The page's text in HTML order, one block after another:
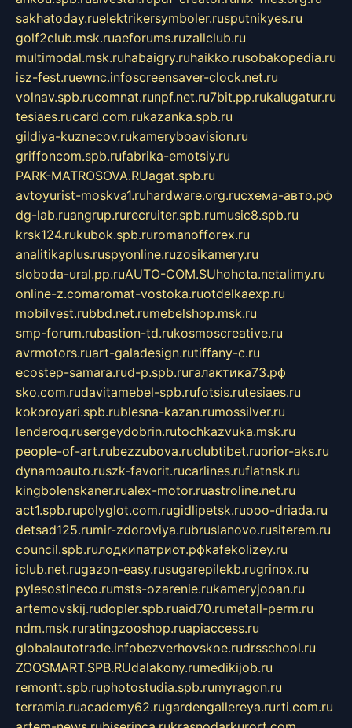
sakhatoday.ruelektrikersymboler.rusputnikyes.ru
golf2club.msk.ruaeforums.ruzallclub.ru
multimodal.msk.ruhabaigry.ruhaikko.rusobakopedia.ru
isz-fest.ruewnc.infoscreensaver-clock.net.ru
volnav.spb.rucomnat.runpf.net.ru7bit.pp.rukalugatur.ru
tesiaes.rucard.com.rukazanka.spb.ru
gildiya-kuznecov.rukameryboavision.ru
griffoncom.spb.rufabrika-emotsiy.ru
PARK-MATROSOVA.RUagat.spb.ru
avtoyurist-moskva1.ruhardware.org.ruсхема-авто.рф
dg-lab.ruangrup.rurecruiter.spb.rumusic8.spb.ru
krsk124.rukubok.spb.ruromanofforex.ru
analitikaplus.ruspyonline.ruzosikamery.ru
sloboda-ural.pp.ruAUTO-COM.SUhohota.netalimy.ru
online-z.comaromat-vostoka.ruotdelkaexp.ru
mobilvest.rubbd.net.rumebelshop.msk.ru
smp-forum.rubastion-td.rukosmoscreative.ru
avrmotors.ruart-galadesign.rutiffany-c.ru
ecostep-samara.rud-p.spb.ruгалактика73.рф
sko.com.rudavitamebel-spb.rufotsis.rutesiaes.ru
kokoroyari.spb.rublesna-kazan.rumossilver.ru
lenderoq.rusergeydobrin.rutochkazvuka.msk.ru
people-of-art.rubezzubova.ruclubtibet.ruorior-aks.ru
dynamoauto.ruszk-favorit.rucarlines.ruflatnsk.ru
kingbolenskaner.rualex-motor.ruastroline.net.ru
act1.spb.rupolyglot.com.rugidlipetsk.ruooo-driada.ru
detsad125.rumir-zdoroviya.rubruslanovo.rusiterem.ru
council.spb.ruлодкипатриот.рфkafekolizey.ru
iclub.net.rugazon-easy.rusugarepilekb.rugrinox.ru
pylesostineco.rumsts-ozarenie.rukameryjooan.ru
artemovskij.rudopler.spb.ruaid70.rumetall-perm.ru
ndm.msk.ruratingzooshop.ruapiaccess.ru
globalautotrade.infobezverhovskoe.rudrsschool.ru
ZOOSMART.SPB.RUdalakony.rumedikijob.ru
remontt.spb.ruphotostudia.spb.rumyragon.ru
terramia.ruacademy62.rugardengallereya.rurti.com.ru